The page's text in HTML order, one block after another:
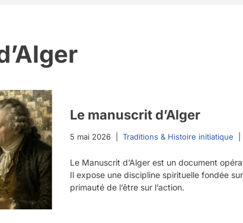
Le manuscrit d’Alger
5 mai 2026 Traditions & Histoire initiatique
Le Manuscrit d’Alger est un document
Il expose une discipline spirituelle fondée
primauté de l’être sur l’action.